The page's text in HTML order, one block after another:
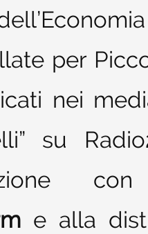
per
nei
su
e alla